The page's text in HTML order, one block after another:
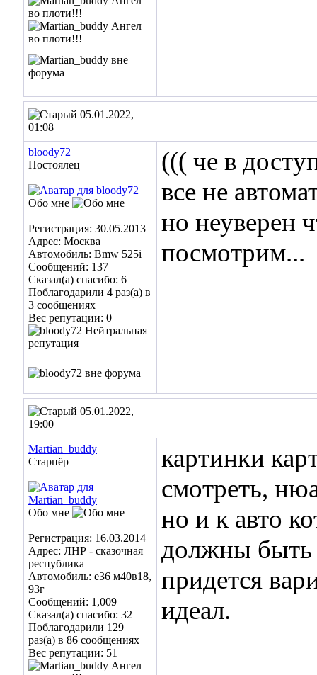
05.01.2022,
01:08
bloody72
Постоялец
Обо мне
Регистрация: 30.05.2013
Адрес: Москва
Автомобиль: Bmw 525i
Сообщений: 137
Сказал(а) спасибо: 6
Поблагодарили 4 раз(а) в
3 сообщениях
Вес репутации: 0
((( че в
все не
но неуверен
посмотрим...
05.01.2022,
19:00
Martian_buddy
Старпёр
Обо мне
Регистрация: 16.03.2014
Адрес: ЛНР - сказочная
республика
Автомобиль: е36 м40в18,
93г
Сообщений: 1,009
Сказал(а) спасибо: 32
Поблагодарили 129
раз(а) в 86 сообщениях
Вес репутации: 51
картинки
смотреть,
но и к авто
должны быть
придется
идеал.